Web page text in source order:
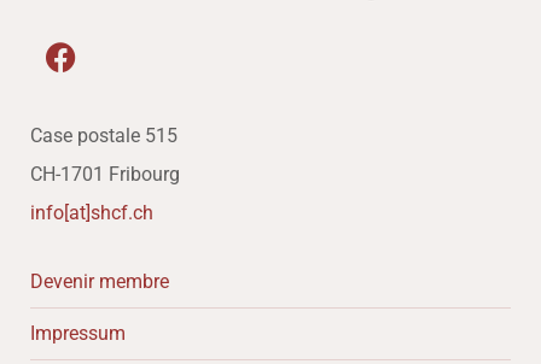
Case postale 515
CH-1701 Fribourg
info[at]shcf.ch
Devenir membre
Impressum